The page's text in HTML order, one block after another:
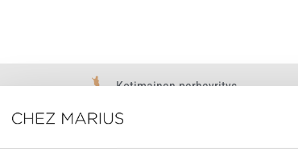
Kotimainen perheyritys